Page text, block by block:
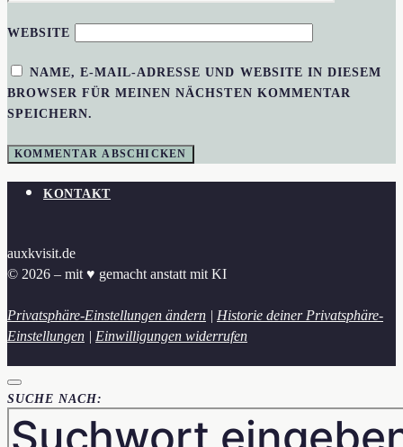
WEBSITE
NAME, E-MAIL-ADRESSE UND WEBSITE IN DIESEM
BROWSER FÜR MEINEN NÄCHSTEN KOMMENTAR
SPEICHERN.
KONTAKT
auxkvisit.de
© 2026 – mit ♥︎ gemacht anstatt mit KI
Privatsphäre-Einstellungen ändern | Historie deiner Privatsphäre-
Einstellungen | Einwilligungen widerrufen
SUCHE NACH: